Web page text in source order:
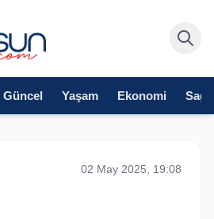
Güncel Yaşam Ekonomi
02 May 2025, 19:08